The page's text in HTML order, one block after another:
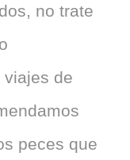
no trate
de
peces que